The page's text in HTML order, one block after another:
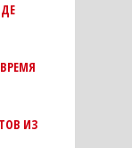
ИЗ